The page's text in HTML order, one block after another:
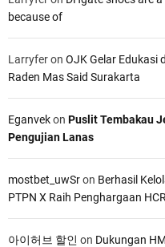
because of
Larryferon OJK Gelar Edukasi
Raden Mas Said Surakarta
Eganvekon Puslit Tembakau
Pengujian Lanas
mostbet_uwSron Berhasil
PTPN X Raih Penghargaan
아이허브 할인 on Dukungan